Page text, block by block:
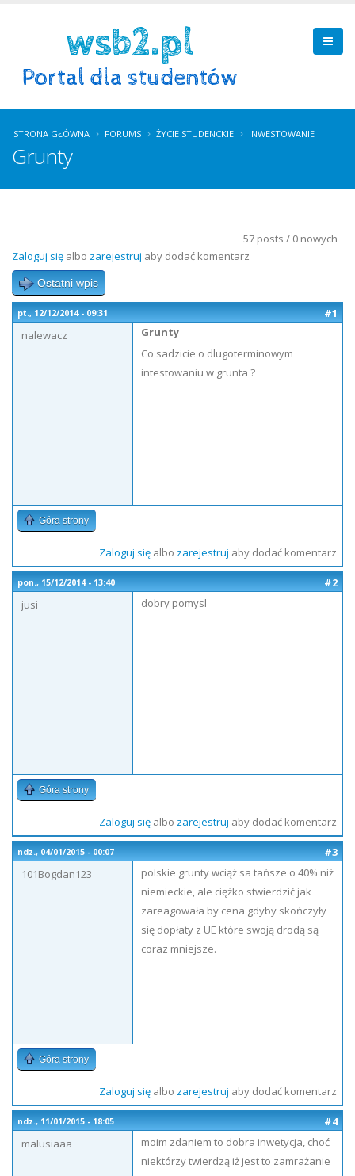
STRONA GŁÓWNA FORUMS ŻYCIE STUDENCKIE INWESTOWANIE
Grunty
57 posts / 0 nowych
Zaloguj się albo zarejestruj aby dodać komentarz
Ostatni wpis
pt., 12/12/2014 - 09:31
#1
nalewacz
Grunty
Co sadzicie o dlugoterminowym
intestowaniu w grunta ?
Góra strony
Zaloguj sięalbo zarejestruj aby dodać komentarz
pon., 15/12/2014 - 13:40
#2
jusi
dobry pomysl
Góra strony
Zaloguj sięalbo zarejestruj aby dodać komentarz
ndz., 04/01/2015 - 00:07
#3
101Bogdan123
polskie grunty wciąż sa tańsze o 40% niż
niemieckie, ale ciężko stwierdzić jak
zareagowała by cena gdyby skończyły
się dopłaty z UE które swoją drodą są
coraz mniejsze.
Góra strony
Zaloguj sięalbo zarejestruj aby dodać komentarz
ndz., 11/01/2015 - 18:05
#4
malusiaaa
moim zdaniem to dobra inwetycja, choć
niektórzy twierdzą iż jest to zamrażanie